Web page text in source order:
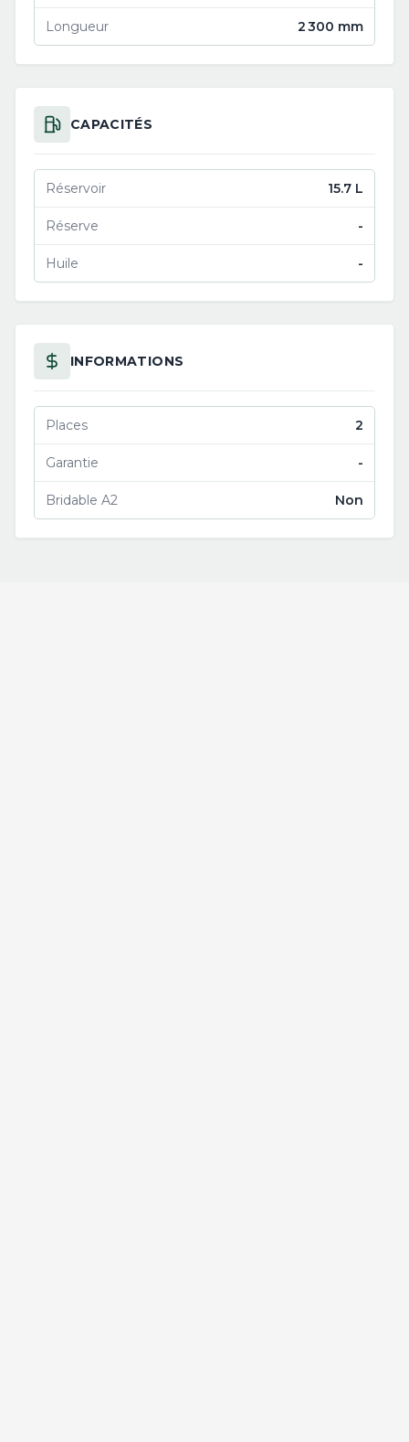
Longueur 2 300 mm
CAPACITÉS
Réservoir 15.7 L
Réserve -
Huile -
INFORMATIONS
Places 2
Garantie -
Bridable A2 Non